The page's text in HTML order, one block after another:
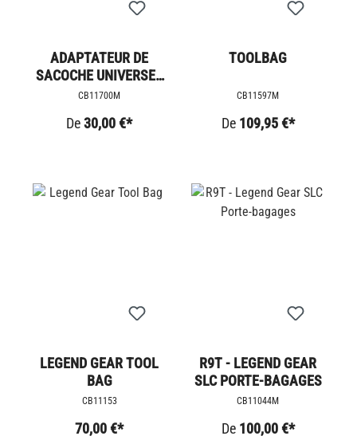
ADAPTATEUR DE
SACOCHE UNIVERSEL
POUR SUPPORT SLC
CB11700M
De30,00 €*
TOOLBAG
CB11597M
De 109,95 €*
LEGEND GEAR TOOL
BAG
CB11153
70,00 €*
R9T - LEGEND GEAR
SLC PORTE-BAGAGES
CB11044M
De 100,00 €*